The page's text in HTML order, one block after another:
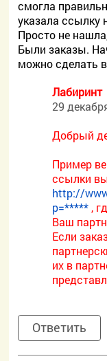
смогла
указала ссылку
Просто не
Были заказы.
можно сделать
Лабиринт
29
Добрый
Пример
ссылки
http://
p=***** ,
Ваш
Если
их в
Ответить